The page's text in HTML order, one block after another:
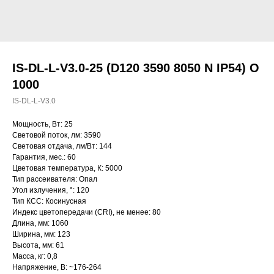
IS-DL-L-V3.0-25 (D120 3590 8050 N IP54) O
1000
IS-DL-L-V3.0
Мощность, Вт: 25
Световой поток, лм: 3590
Световая отдача, лм/Вт: 144
Гарантия, мес.: 60
Цветовая температура, К: 5000
Тип рассеивателя: Опал
Угол излучения, °: 120
Тип КСС: Косинусная
Индекс цветопередачи (CRI), не менее: 80
Длина, мм: 1060
Ширина, мм: 123
Высота, мм: 61
Масса, кг: 0,8
Напряжение, В: ~176-264